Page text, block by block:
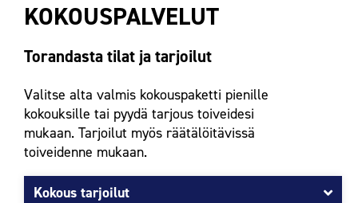
KOKOUSPALVELUT
Torandasta tilat ja tarjoilut
Valitse alta valmis kokouspaketti pienille
kokouksille tai pyydä tarjous toiveidesi
mukaan. Tarjoilut myös räätälöitävissä
toiveidenne mukaan.
Kokous tarjoilut